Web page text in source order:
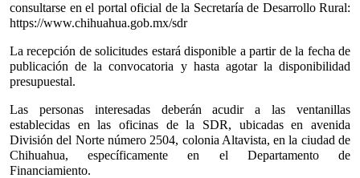
consultarse en el portal oficial de la Secretaría de Desarrollo Rural:
https://www.chihuahua.gob.mx/sdr
La recepción de solicitudes estará disponible a partir de la fecha de
publicación de la convocatoria y hasta agotar la disponibilidad
presupuestal.
Las personas interesadas deberán acudir a las ventanillas
establecidas en las oficinas de la SDR, ubicadas en avenida
División del Norte número 2504, colonia Altavista, en la ciudad de
Chihuahua, específicamente en el Departamento de
Financiamiento.